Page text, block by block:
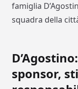
famiglia
squadra della
sponsor,